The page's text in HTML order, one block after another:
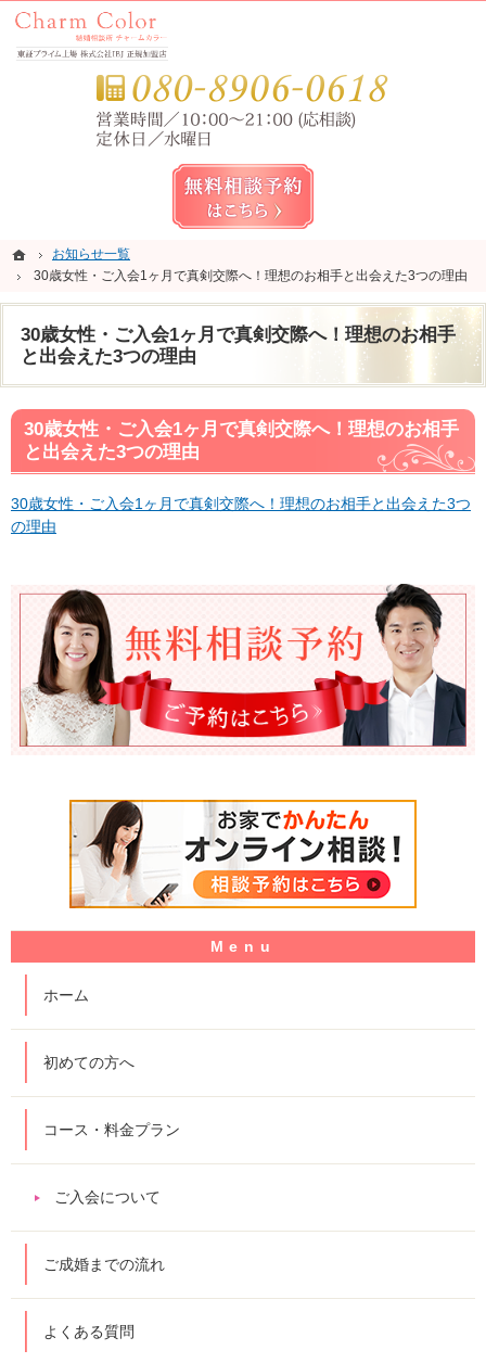
ホーム
お知らせ一覧
30歳女性・ご入会1ヶ月で真剣交際へ！理想のお相手と出会えた3つの理由
30歳女性・ご入会1ヶ月で真剣交際へ！理想のお相手
と出会えた3つの理由
錦糸町・亀戸・平井の結婚相談所なら当相談所へ。
錦糸町・亀戸・平井の結婚相談所なら短期成婚を目指すCharm Color (チャームカラー)
30歳女性・ご入会1ヶ月で真剣交際へ！理想のお相手
と出会えた3つの理由
30歳女性・ご入会1ヶ月で真剣交際へ！理想のお相手と出会えた3つ
の理由
ホーム
初めての方へ
コース・料金プラン
ご入会について
ご成婚までの流れ
よくある質問
ホーム
お知らせ一覧
30歳女性・ご入会1ヶ月で真剣交際へ！理想のお相手と出会えた3つの理由